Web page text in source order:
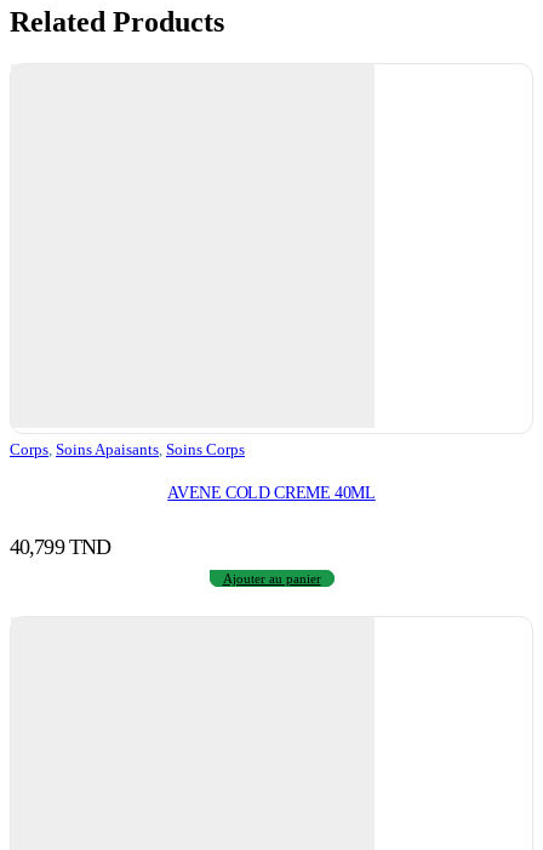
Related Products
Corps Soins Apaisants Soins Corps
AVENE COLD CREME 40ML
40,799TND
Ajouter au panier